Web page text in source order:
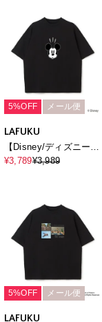
shirt《UNISEX》
5%OFF メール便
LAFUKU
【Disney/ディズニー】
Mickey Mouse / ミッキ
shirt《UNISEX》
¥3,789¥3,989
5%OFF メール便
LAFUKU